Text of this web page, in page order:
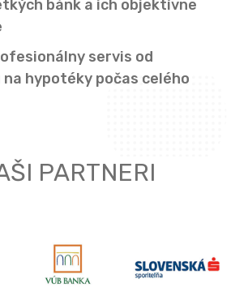
bánk a ich objektívne
servis od
hypotéky počas celého
PARTNERI